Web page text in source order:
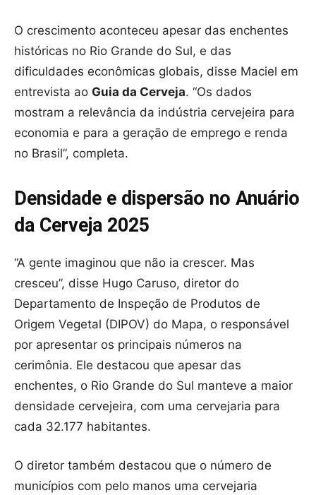
O crescimento aconteceu apesar das enchentes
históricas no Rio Grande do Sul, e das
dificuldades econômicas globais, disse Maciel em
entrevista ao Guia da Cerveja. “Os dados
mostram a relevância da indústria cervejeira para
economia e para a geração de emprego e renda
no Brasil”, completa.
Densidade e dispersão no Anuário
da Cerveja 2025
“A gente imaginou que não ia crescer. Mas
cresceu”, disse Hugo Caruso, diretor do
Departamento de Inspeção de Produtos de
Origem Vegetal (DIPOV) do Mapa, o responsável
por apresentar os principais números na
cerimônia. Ele destacou que apesar das
enchentes, o Rio Grande do Sul manteve a maior
densidade cervejeira, com uma cervejaria para
cada 32.177 habitantes.
O diretor também destacou que o número de
municípios com pelo manos uma cervejaria